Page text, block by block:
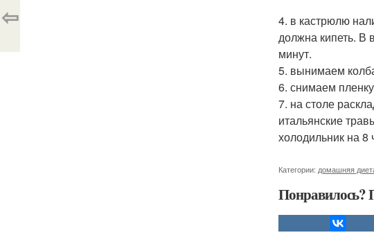
4. в кастрюлю
должна кипеть. В
минут.
5. вынимаем
6. снимаем
7. на столе
итальянские
холодильник на
Категории: домашняя
Понравилось?
⇦